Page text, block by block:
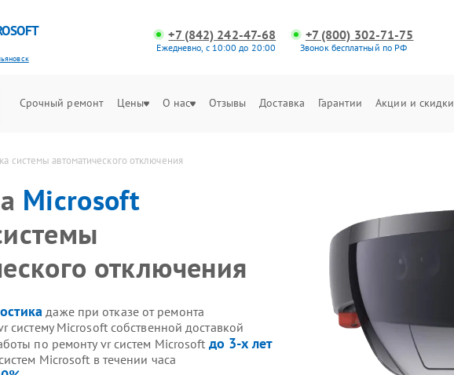
+7 (842) 242-47-68
Ежедневно, с 10:00 до 20:00
+7 (800) 302-71-75
Звонок бесплатный по РФ
Срочный ремонт Цены О нас Отзывы Доставка Гарантии Акции и скидки
системы автоматического отключения
Microsoft
отключения
даже при отказе от ремонта
систему Microsoft собственной доставкой
по ремонту vr систем Microsoft до 3-х лет
Microsoft в течении часа